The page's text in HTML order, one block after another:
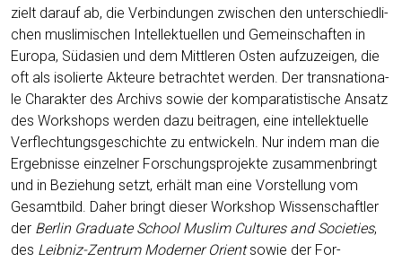
zielt dar­auf ab, die Ver­bin­dun­gen zwi­schen den unter­schied­li­
chen mus­li­mi­schen Intel­lek­tu­el­len und Gemein­schaf­ten in
Euro­pa, Süd­asi­en und dem Mitt­le­ren Osten auf­zu­zei­gen, die
oft als iso­lier­te Akteu­re betrach­tet wer­den. Der trans­na­tio­na­
le Cha­rak­ter des Archivs sowie der kom­pa­ra­tis­ti­sche Ansatz
des Work­shops wer­den dazu bei­tra­gen, eine intel­lek­tu­el­le
Ver­flech­tungs­ge­schich­te zu ent­wi­ckeln. Nur indem man die
Ergeb­nis­se ein­zel­ner For­schungs­pro­jek­te zusam­men­bringt
und in Bezie­hung setzt, erhält man eine Vor­stel­lung vom
Gesamt­bild. Daher bringt die­ser Work­shop Wis­sen­schaft­ler
der Ber­lin Gra­dua­te School Mus­lim Cul­tures and Socie­ties,
des Leib­niz-Zen­trum Moder­ner Ori­entsowie der For­